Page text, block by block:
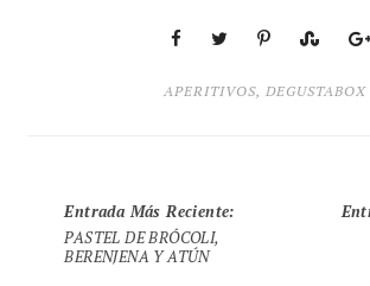
APERITIVOS,DEGUSTABOX
Entrada Más Reciente:
PASTEL DE BRÓCOLI,
BERENJENA Y ATÚN